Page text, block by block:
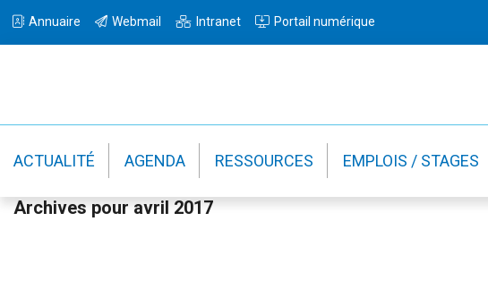
à
navigation
au
principal
à
barre
Annuaire Webmail Intranet Portail numérique
ACTUALITÉ AGENDA RESSOURCES EMPLOIS / STAGES
Archives pour avril 2017